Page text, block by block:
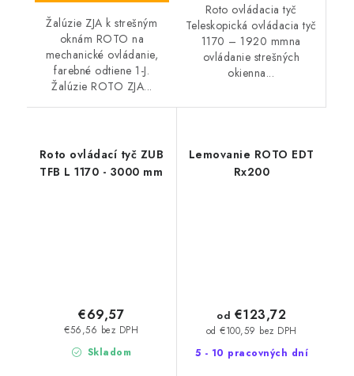
Žalúzie ZJA k strešným
oknám ROTO na
mechanické ovládanie,
farebné odtiene 1-J.
Žalúzie ROTO ZJA...
Roto ovládacia tyč
Teleskopická ovládacia tyč
1170 – 1920 mmna
ovládanie strešných
okienna...
Roto ovládací tyč ZUB
TFB L 1170 - 3000 mm
Skladom
€56,56 bez DPH
€69,57
Lemovanie ROTO EDT
Rx200
5 - 10 pracovných dní
od €100,59 bez DPH
od €123,72